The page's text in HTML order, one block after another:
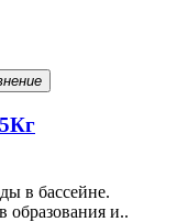
в бассейне.
образования и..